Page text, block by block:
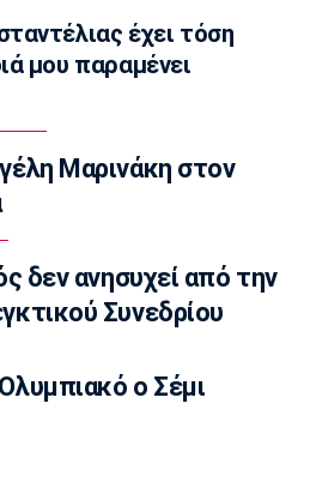
για Μπόλομποϊ
ρεκόρ η
τελικό της σφυροβολίας
Εύκολη νίκη με 2-0 επί
έχει τόση
μου παραμένει
Μαρινάκη στον
δεν ανησυχεί από την
Συνεδρίου
ο Σέμι